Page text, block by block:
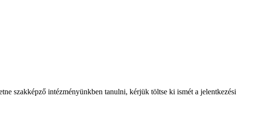
szakképző intézményünkben tanulni, kérjük töltse ki ismét a jelentkezési